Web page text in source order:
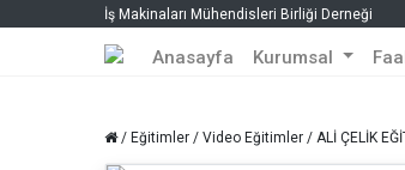
İş Makinaları Mühendisleri Birliği Derneği
Anasayfa Kurumsal
/ Eğitimler / Video Eğitimler / ALİ ÇELİK